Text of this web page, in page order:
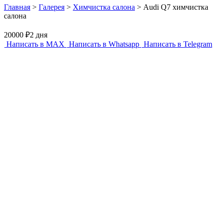
Главная > Галерея > Химчистка салона > Audi Q7 химчистка
салона
20000 ₽2 дня
Написать в MAX Написать в Whatsapp Написать в Telegram